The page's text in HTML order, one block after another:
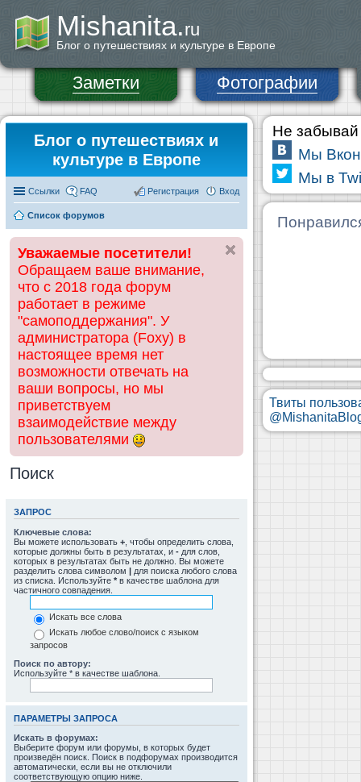
Mishanita.ru
Блог о путешествиях и культуре в Европе
Заметки Фотографии
Блог о путешествиях и
культуре в Европе
Ссылки FAQ Вход
Регистрация
Список форумов
Уважаемые посетители!
Обращаем ваше внимание,
что с 2018 года форум
работает в режиме
"самоподдержания". У
администратора (Foxy) в
настоящее время нет
возможности отвечать на
ваши вопросы, но мы
приветствуем
взаимодействие между
пользователями
Поиск
ЗАПРОС
Ключевые слова:
Вы можете использовать + , чтобы определить слова,
которые должны быть в результатах, и - для слов,
которых в результатах быть не должно. Вы можете
разделить слова символом | для поиска любого слова
из списка. Используйте * в качестве шаблона для
частичного совпадения.
Искать все слова
Искать любое слово/поиск с языком
запросов
Поиск по автору:
Используйте * в качестве шаблона.
ПАРАМЕТРЫ ЗАПРОСА
Искать в форумах:
Выберите форум или форумы, в которых будет
произведён поиск. Поиск в подфорумах производится
автоматически, если вы не отключили
соответствующую опцию ниже.
Не забывай
Мы
Мы в
Твиты